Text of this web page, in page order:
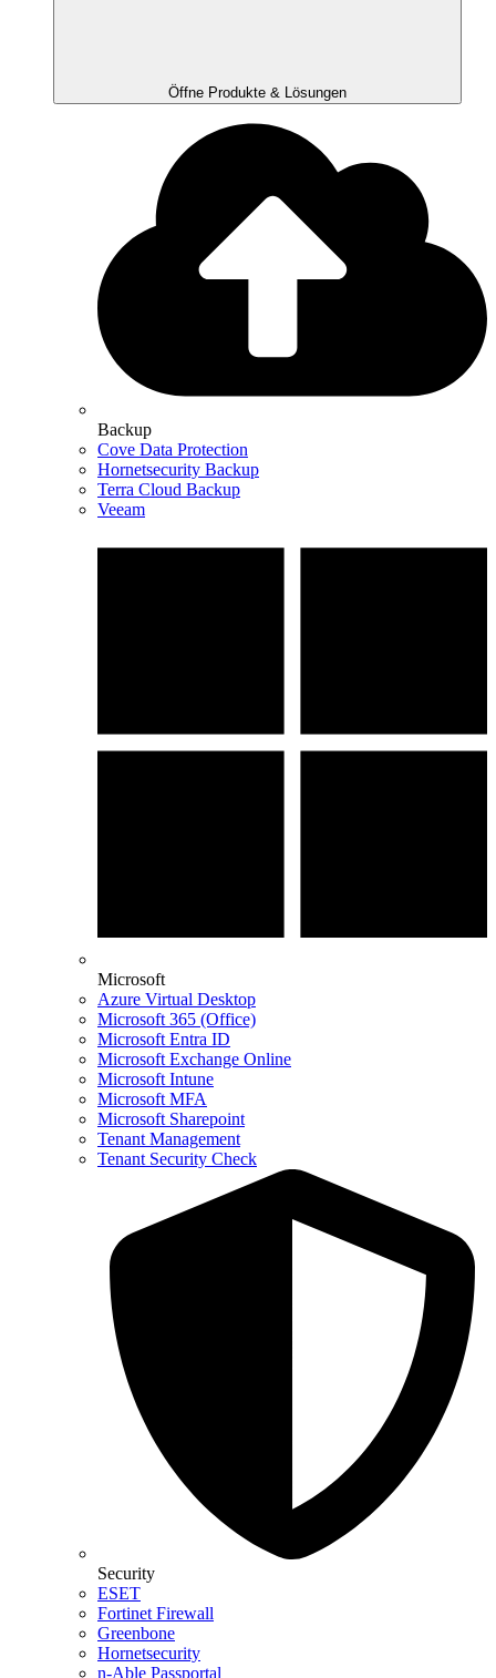
Öffne Produkte & Lösungen
Backup
Cove Data Protection
Hornetsecurity Backup
Terra Cloud Backup
Veeam
Microsoft
Azure Virtual Desktop
Microsoft 365 (Office)
Microsoft Entra ID
Microsoft Exchange Online
Microsoft Intune
Microsoft MFA
Microsoft Sharepoint
Tenant Management
Tenant Security Check
Security
ESET
Fortinet Firewall
Greenbone
Hornetsecurity
n-Able Passportal